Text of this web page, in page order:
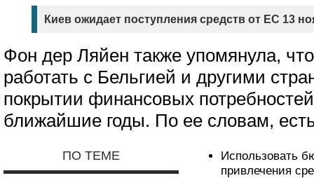
Киев ожидает поступления средств от ЕС 13
Фон дер Ляйен также упомянула,
работать с Бельгией и другими
покрытии финансовых
ближайшие годы. По ее словам,
ПО ТЕМЕ
Использовать
привлечения